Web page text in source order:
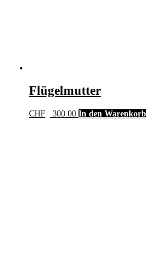
Flügelmutter
CHF 300.00 In den Warenkorb